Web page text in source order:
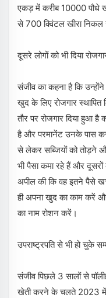
एकड़ में करीब 10000
से 700 क्विंटल खीरा निकल
दूसरे लोगों को भी दिया
संजीव का कहना है कि
खुद के लिए रोजगार स्थापित
तौर पर रोजगार दिया हुआ है
है और परमानेंट उनके पास
से लेकर सब्जियों को तोड़ने
भी पैसा कमा रहे हैं और दूसरों
अपील की कि वह इतने पैसे
ही अपना खुद का काम करें
का नाम रोशन करें।
उपराष्ट्रपति से भी हो चुके
संजीव पिछले 3 सालों से
खेती करने के चलते 2023 में